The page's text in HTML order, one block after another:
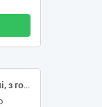
Шприци ін’єкційні 2 мл, 3-х компонентні, з голкою 23G; Шприци ін’єкційні 5 мл, 3-х компонентні, з голкою 22G; Шприци ін’єкційні 20 мл, 3-х компонентні, з голкою 21G (код НК 024:2023 - 47017 Шприц загального призначення одноразового використання, код НК 031:2024 - A020102010201 ІНФУЗІЙНІ ТА ІРИГАЦІЙНІ ШПРИЦІ, КОНУС ЛЮЕРА, 3-КОМПОНЕНТНІ З ГОЛКОЮ, ОДНОРАЗОВІ)